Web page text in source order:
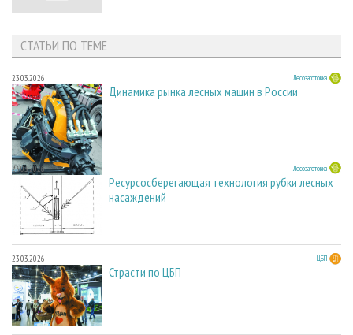
СТАТЬИ ПО ТЕМЕ
23.03.2026 Лесозаготовка
Динамика рынка лесных машин в России
23.03.2026 Лесозаготовка
Ресурсосберегающая технология рубки лесных
насаждений
23.03.2026 ЦБП
Страсти по ЦБП